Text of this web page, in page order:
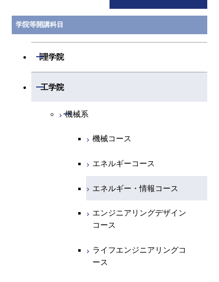
学院等開講科目
理学院
開閉
物理学系
物理学コース
物質・情報卓越コース
化学コース
エネルギーコース
エネルギー・情報コース
地球惑星科学系
地球惑星科学コース
地球生命コース
工学院
開閉
機械系
開閉
機械コース
エネルギーコース
エネルギー・情報コース
エンジニアリングデザイン
コース
ライフエンジニアリングコ
ース